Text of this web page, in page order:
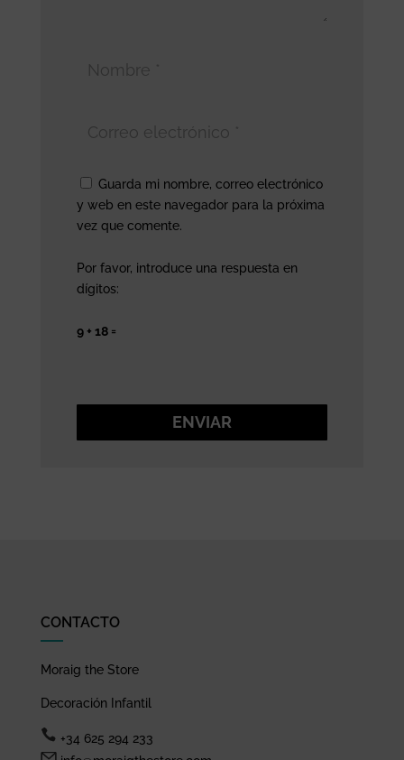
Guarda mi nombre, correo electrónico
y web en este navegador para la próxima
vez que comente.
Por favor, introduce una respuesta en
dígitos:
9 + 18 =
ENVIAR
CONTACTO
Moraig the Store
Decoración Infantil
+34 625 294 233